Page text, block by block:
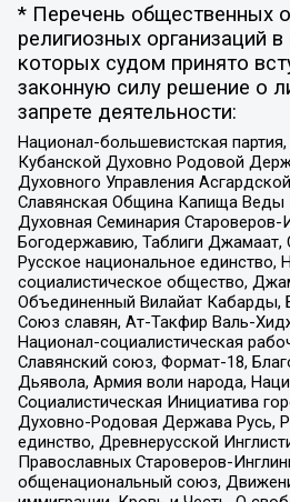
* Перечень общественных
религиозных организаций
которых судом принято
законную силу решение о
запрете деятельности:
Национал-большевистская
Кубанской Духовно Родовой
Духовного Управления
Славянская Община Капища Веды
Духовная Семинария Староверов-
Богодержавию, Таблиги Джамаат,
Русское национальное единство,
социалистическое общество,
Объединенный Вилайат Кабарды,
Союз славян, Ат-Такфир Валь-
Национал-социалистическая
Славянский союз, Формат-18,
Дьявола, Армия воли народа,
Социалистическая Инициатива
Духовно-Родовая Держава Русь,
единство, Древнерусской
Православных Староверов-
общенациональный союз,